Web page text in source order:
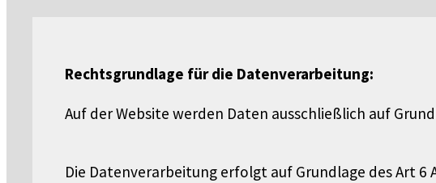
Rechtsgrundlage für die Datenverarbeitung:
Auf der Website werden Daten ausschließlich auf
Die Datenverarbeitung erfolgt auf Grundlage des Art 6